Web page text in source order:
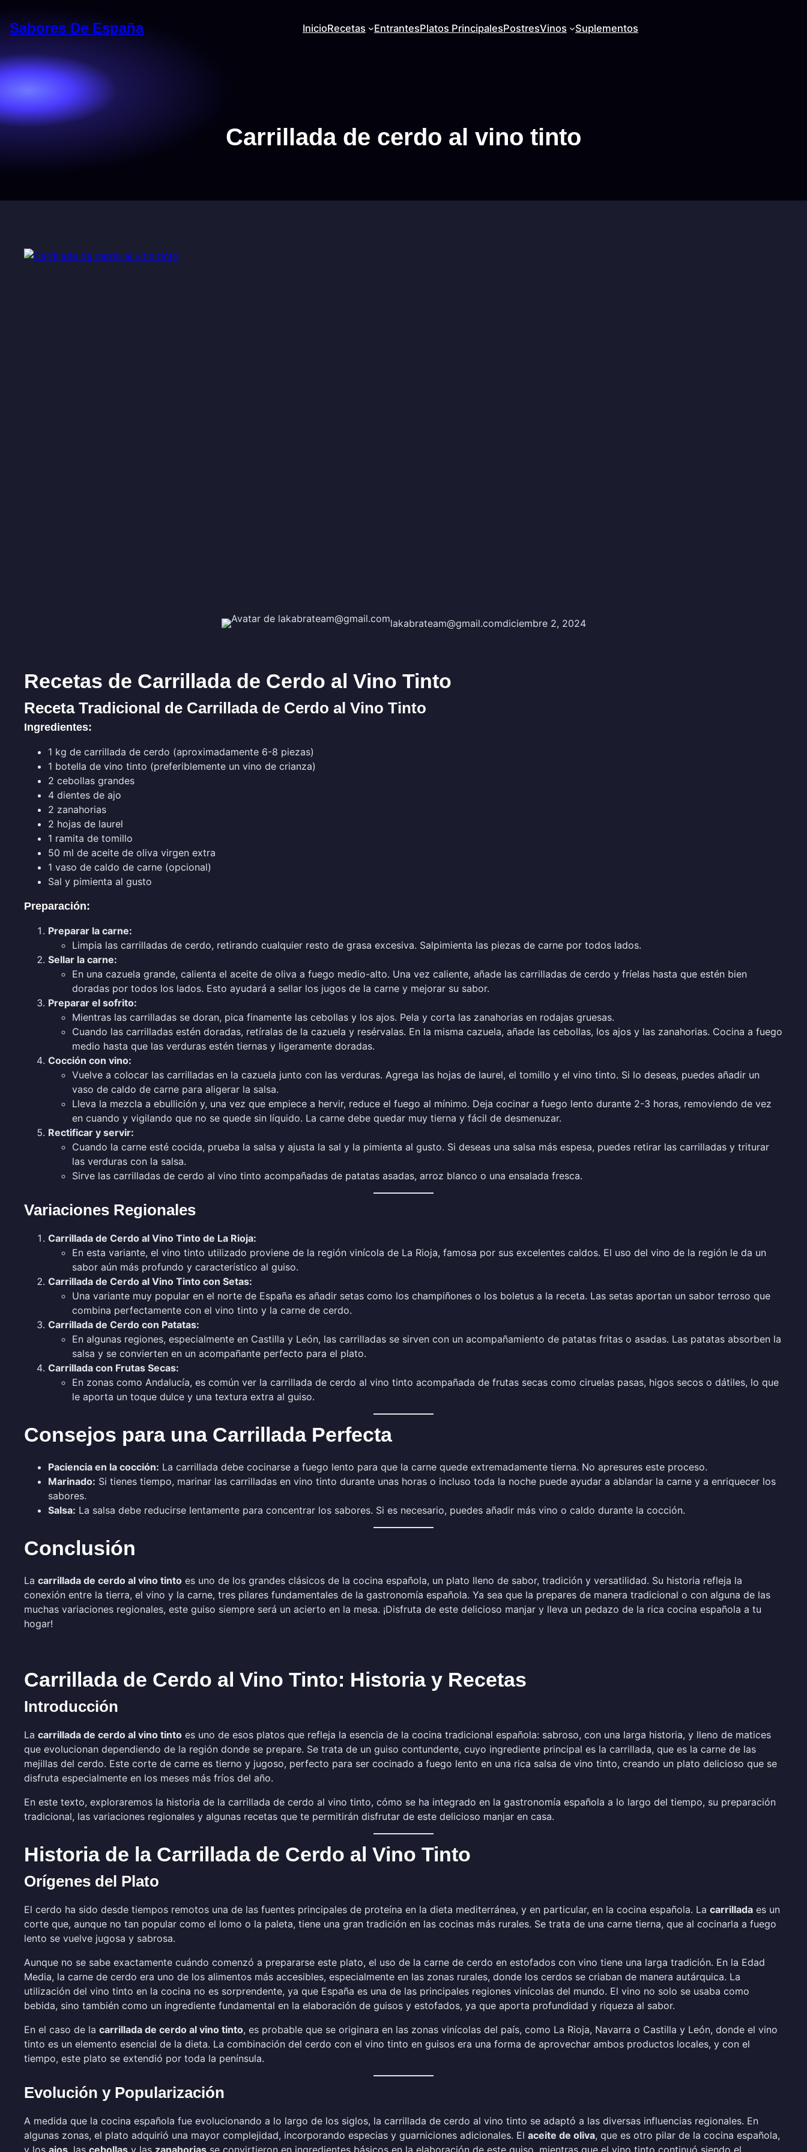
contenido
Sabores De España InicioRecetas EntrantesPlatos PrincipalesPostresVinos Suplementos
Carrillada de cerdo al vino tinto
lakabrateam@gmail.comdiciembre 2, 2024
Recetas de Carrillada de Cerdo al Vino Tinto
Receta Tradicional de Carrillada de Cerdo al Vino Tinto
Ingredientes:
1 kg de carrillada de cerdo (aproximadamente 6-8 piezas)
1 botella de vino tinto (preferiblemente un vino de crianza)
2 cebollas grandes
4 dientes de ajo
2 zanahorias
2 hojas de laurel
1 ramita de tomillo
50 ml de aceite de oliva virgen extra
1 vaso de caldo de carne (opcional)
Sal y pimienta al gusto
Preparación:
Preparar la carne:
Limpia las carrilladas de cerdo, retirando cualquier resto de grasa excesiva. Salpimienta las piezas de carne por todos lados.
Sellar la carne:
En una cazuela grande, calienta el aceite de oliva a fuego medio-alto. Una vez caliente, añade las carrilladas de cerdo y fríelas hasta que estén bien
doradas por todos los lados. Esto ayudará a sellar los jugos de la carne y mejorar su sabor.
Preparar el sofrito:
Mientras las carrilladas se doran, pica finamente las cebollas y los ajos. Pela y corta las zanahorias en rodajas gruesas.
Cuando las carrilladas estén doradas, retíralas de la cazuela y resérvalas. En la misma cazuela, añade las cebollas, los ajos y las zanahorias. Cocina a fuego
medio hasta que las verduras estén tiernas y ligeramente doradas.
Cocción con vino:
Vuelve a colocar las carrilladas en la cazuela junto con las verduras. Agrega las hojas de laurel, el tomillo y el vino tinto. Si lo deseas, puedes añadir un
vaso de caldo de carne para aligerar la salsa.
Lleva la mezcla a ebullición y, una vez que empiece a hervir, reduce el fuego al mínimo. Deja cocinar a fuego lento durante 2-3 horas, removiendo de vez
en cuando y vigilando que no se quede sin líquido. La carne debe quedar muy tierna y fácil de desmenuzar.
Rectificar y servir:
Cuando la carne esté cocida, prueba la salsa y ajusta la sal y la pimienta al gusto. Si deseas una salsa más espesa, puedes retirar las carrilladas y triturar
las verduras con la salsa.
Sirve las carrilladas de cerdo al vino tinto acompañadas de patatas asadas, arroz blanco o una ensalada fresca.
Variaciones Regionales
Carrillada de Cerdo al Vino Tinto de La Rioja:
En esta variante, el vino tinto utilizado proviene de la región vinícola de La Rioja, famosa por sus excelentes caldos. El uso del vino de la región le da un
sabor aún más profundo y característico al guiso.
Carrillada de Cerdo al Vino Tinto con Setas:
Una variante muy popular en el norte de España es añadir setas como los champiñones o los boletus a la receta. Las setas aportan un sabor terroso que
combina perfectamente con el vino tinto y la carne de cerdo.
Carrillada de Cerdo con Patatas:
En algunas regiones, especialmente en Castilla y León, las carrilladas se sirven con un acompañamiento de patatas fritas o asadas. Las patatas absorben la
salsa y se convierten en un acompañante perfecto para el plato.
Carrillada con Frutas Secas:
En zonas como Andalucía, es común ver la carrillada de cerdo al vino tinto acompañada de frutas secas como ciruelas pasas, higos secos o dátiles, lo que
le aporta un toque dulce y una textura extra al guiso.
Consejos para una Carrillada Perfecta
Paciencia en la cocción: La carrillada debe cocinarse a fuego lento para que la carne quede extremadamente tierna. No apresures este proceso.
Marinado: Si tienes tiempo, marinar las carrilladas en vino tinto durante unas horas o incluso toda la noche puede ayudar a ablandar la carne y a enriquecer los
sabores.
Salsa: La salsa debe reducirse lentamente para concentrar los sabores. Si es necesario, puedes añadir más vino o caldo durante la cocción.
Conclusión
La carrillada de cerdo al vino tinto es uno de los grandes clásicos de la cocina española, un plato lleno de sabor, tradición y versatilidad. Su historia refleja la
conexión entre la tierra, el vino y la carne, tres pilares fundamentales de la gastronomía española. Ya sea que la prepares de manera tradicional o con alguna de las
muchas variaciones regionales, este guiso siempre será un acierto en la mesa. ¡Disfruta de este delicioso manjar y lleva un pedazo de la rica cocina española a tu
hogar!
Carrillada de Cerdo al Vino Tinto: Historia y Recetas
Introducción
La carrillada de cerdo al vino tinto es uno de esos platos que refleja la esencia de la cocina tradicional española: sabroso, con una larga historia, y lleno de matices
que evolucionan dependiendo de la región donde se prepare. Se trata de un guiso contundente, cuyo ingrediente principal es la carrillada, que es la carne de las
mejillas del cerdo. Este corte de carne es tierno y jugoso, perfecto para ser cocinado a fuego lento en una rica salsa de vino tinto, creando un plato delicioso que se
disfruta especialmente en los meses más fríos del año.
En este texto, exploraremos la historia de la carrillada de cerdo al vino tinto, cómo se ha integrado en la gastronomía española a lo largo del tiempo, su preparación
tradicional, las variaciones regionales y algunas recetas que te permitirán disfrutar de este delicioso manjar en casa.
Historia de la Carrillada de Cerdo al Vino Tinto
Orígenes del Plato
El cerdo ha sido desde tiempos remotos una de las fuentes principales de proteína en la dieta mediterránea, y en particular, en la cocina española. La carrillada es un
corte que, aunque no tan popular como el lomo o la paleta, tiene una gran tradición en las cocinas más rurales. Se trata de una carne tierna, que al cocinarla a fuego
lento se vuelve jugosa y sabrosa.
Aunque no se sabe exactamente cuándo comenzó a prepararse este plato, el uso de la carne de cerdo en estofados con vino tiene una larga tradición. En la Edad
Media, la carne de cerdo era uno de los alimentos más accesibles, especialmente en las zonas rurales, donde los cerdos se criaban de manera autárquica. La
utilización del vino tinto en la cocina no es sorprendente, ya que España es una de las principales regiones vinícolas del mundo. El vino no solo se usaba como
bebida, sino también como un ingrediente fundamental en la elaboración de guisos y estofados, ya que aporta profundidad y riqueza al sabor.
En el caso de la carrillada de cerdo al vino tinto, es probable que se originara en las zonas vinícolas del país, como La Rioja, Navarra o Castilla y León, donde el vino
tinto es un elemento esencial de la dieta. La combinación del cerdo con el vino tinto en guisos era una forma de aprovechar ambos productos locales, y con el
tiempo, este plato se extendió por toda la península.
Evolución y Popularización
A medida que la cocina española fue evolucionando a lo largo de los siglos, la carrillada de cerdo al vino tinto se adaptó a las diversas influencias regionales. En
algunas zonas, el plato adquirió una mayor complejidad, incorporando especias y guarniciones adicionales. El aceite de oliva, que es otro pilar de la cocina española,
y los ajos , las cebollas y las zanahorias se convirtieron en ingredientes básicos en la elaboración de este guiso, mientras que el vino tinto continuó siendo el